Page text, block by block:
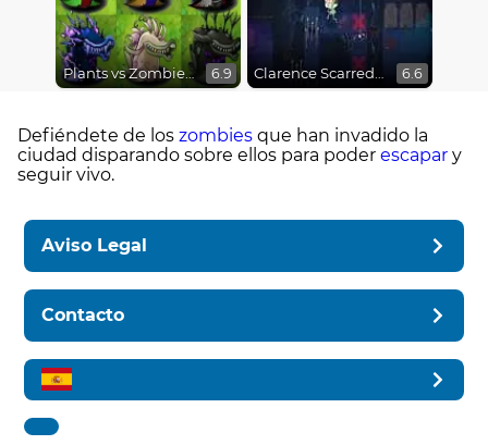
Plants vs Zombies Fusion Mode 6.9 Clarence Scarred Silly 6.6
Defiéndete de los zombies que han invadido la
ciudad disparando sobre ellos para poder escapar y
seguir vivo.
Aviso Legal
Contacto